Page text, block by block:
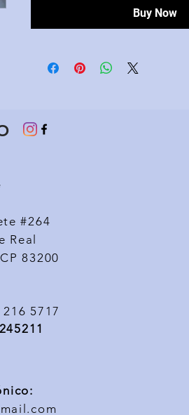
Buy Now
#264
Real
83200
5717